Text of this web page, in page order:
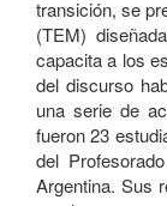
transición, se
(TEM)
capacita a los
del discurso
una serie de
fueron 23
del
Argentina. Sus